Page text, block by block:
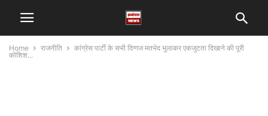
Home राजनीति
कांग्रेस पार्टी के सभी दिग्गज मतभेद भुलाकर एकजुटता दिखाने की पूरी
कोशिश...